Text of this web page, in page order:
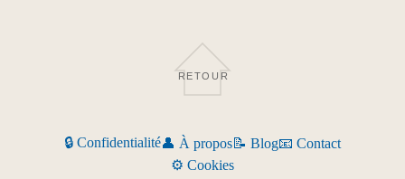
RETOUR
🔒 Confidentialité👤 À propos📝 Blog📧 Contact
⚙️ Cookies